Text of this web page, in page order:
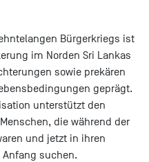
Bürgerkriegs ist
im Norden Sri Lankas
sowie prekären
geprägt.
unterstützt den
die während der
und jetzt in ihren
suchen.